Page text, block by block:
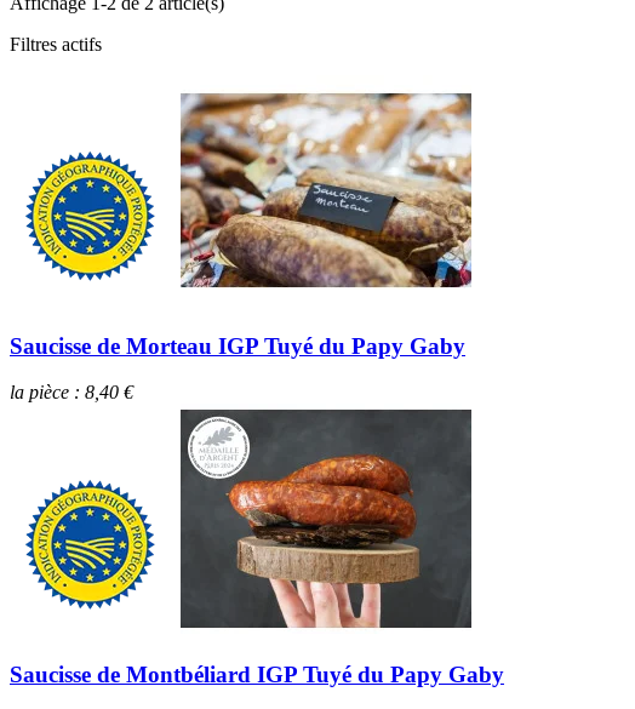
Filtres actifs
Saucisse de Morteau IGP Tuyé du Papy Gaby
la pièce : 8,40 €
Saucisse de Montbéliard IGP Tuyé du Papy Gaby